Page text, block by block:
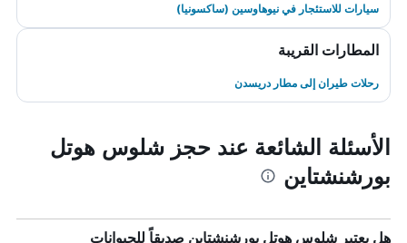
سيارات للاستئجار في نيوهاوسين (ساكسونيا)
المطارات القريبة
رحلات طيران إلى مطار دريسدن
الأسئلة الشائعة عند حجز شلوس هوتل
بورشنشتاين
هل يعتبر شلوس هوتل بورشنشتاين صديقاً للحيوانات